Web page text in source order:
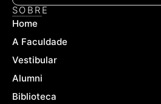
e
b
o
k
f
t t
SOBRE
Home
A Faculdade
Vestibular
Alumni
Biblioteca